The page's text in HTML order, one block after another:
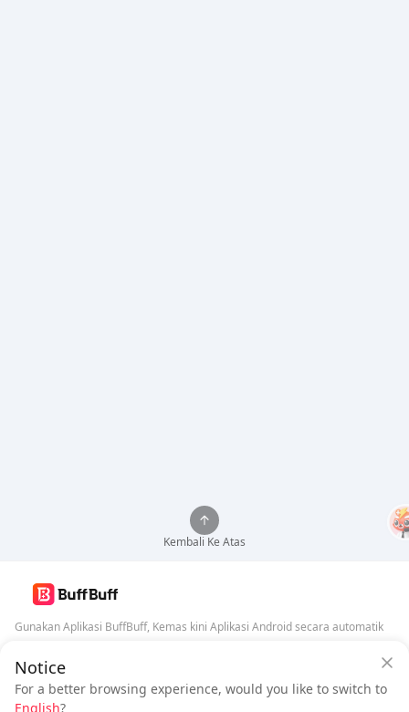
Log masukuntukmendapat 50 mata (0.50 USD)
Notice
For a better browsing experience, would you like to switch to
English?
Kembali Ke Atas
Gunakan Aplikasi BuffBuff, Kemas kini Aplikasi Android secara automatik
Ikuti Kami